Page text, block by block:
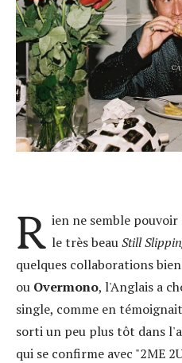
R ien ne semble
le très beauStill
quelques collaborations
ou Overmono, l'Anglais a
single, comme en
sorti un peu plus tôt dans
qui se confirme avec "2ME